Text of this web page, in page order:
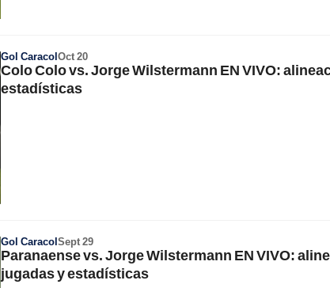
Gol CaracolOct 20
Colo Colo vs. Jorge Wilstermann EN VIVO:
estadísticas
Gol CaracolSept 29
Paranaense vs. Jorge Wilstermann EN VIVO:
jugadas y estadísticas